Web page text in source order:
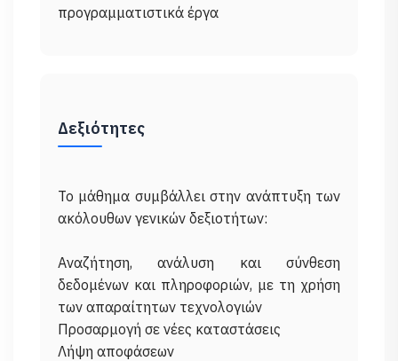
Δεξιότητες
Το μάθημα συμβάλλει στην ανάπτυξη των
ακόλουθων γενικών δεξιοτήτων:
Αναζήτηση, ανάλυση και σύνθεση
δεδομένων και πληροφοριών, με τη χρήση
των απαραίτητων τεχνολογιών
Προσαρμογή σε νέες καταστάσεις
Λήψη αποφάσεων